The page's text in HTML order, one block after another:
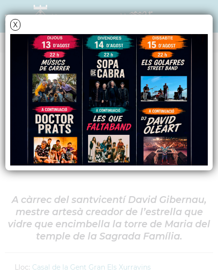
X
AGENDA
Divendres31 octubre 2025
Xerrada: “Antoni
Gaudí, la persona i
l'obra”
A càrrec del santvicentí David Gibernau,
mestre artesà creador de l’estrella que
vidre que encimbella la torre de Maria del
temple de la Sagrada Família.
Lloc: Casal de la Gent Gran Els Xurravins